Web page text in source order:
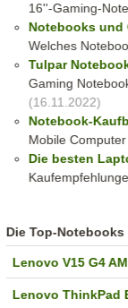
16''-Gaming-
Notebooks und
Welches
Tulpar
Gaming
(16.11.2022)
Notebook-
Mobile
Die besten
Die Top-Notebooks
Lenovo V15 G4
Lenovo ThinkPad